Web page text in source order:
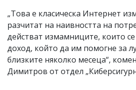
„Това е класическа Интернет
разчитат на наивността на
действат измамниците, които
доход, който да им помогне за
близките няколко месеца“,
Димитров от отдел